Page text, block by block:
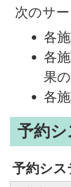
次のサ
各
各
果
各
予約
予約シ